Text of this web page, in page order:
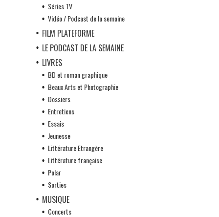
Séries TV
Vidéo / Podcast de la semaine
FILM PLATEFORME
LE PODCAST DE LA SEMAINE
LIVRES
BD et roman graphique
Beaux Arts et Photographie
Dossiers
Entretiens
Essais
Jeunesse
Littérature Etrangère
Littérature française
Polar
Sorties
MUSIQUE
Concerts